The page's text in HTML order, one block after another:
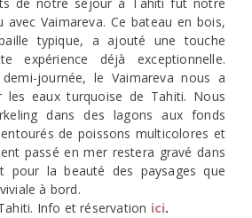
de notre séjour à Tahiti fut notre
avec Vaimareva. Ce bateau en bois,
typique, a ajouté une touche
expérience déjà exceptionnelle.
journée, le Vaimareva nous a
les eaux turquoise de Tahiti. Nous
dans des lagons aux fonds
de poissons multicolores et
passé en mer restera gravé dans
pour la beauté des paysages que
à bord.
Info et réservation ici.